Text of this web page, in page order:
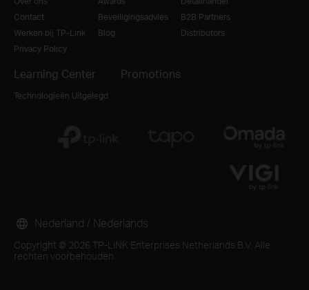
Contact
Werken bij TP-Link
Privacy Policy
Beveiligingsadvies
Blog
B2B Partners
Distributors
Learning Center
Technologieën Uitgelegd
Promotions
Copyright © 2026 TP-LINK Enterprises Netherlands B.V. Alle
rechten voorbehouden.
Nederland / Nederlands